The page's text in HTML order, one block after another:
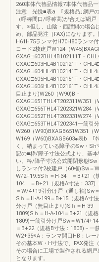
260本体代替品情報7本体代替
注意 光悦■表a ｢規格品｣網戸の
（呼称間口/呼称高)が合えば網
す。※但し、山陰・西讃間の場合
め、部品発注（FAX)になります
H61H75ランマ付H70H80ランマ
コード2枚建戸W124（
GXAG□602BHL4B102111T・
GXAG□603HL4B102121T・
GXAG□604HL4B102141T・
GXAG□605HL4B102151T・
GXAG□606HL4B102161T・
目止まり)W260（W90)B・
GXAG□651THL4T202311W351（
GXAG□656THL4T202321W284（
GXAG□652THL4T202331W274（
GXAG□653THL4T202341一筋引
W260（W90)BXAGB651W351（
W169（W60)BXAGB603●表b ｢
く、納まっている障子のSw・
記の■枠/障子寸法公式より、基
い。枠/障子寸法公式開閉形態
しランマ付2枚建戸（60框)Sw＝
W/2+19.5Sｈ＝H-34 ＝B+21（
104 ＝B+21（規格A寸法：337)
＝W/4+19引分け戸（通し袖)Sw
Sｈ＝H-A-199＝B+15（規格A寸
分け戸（無目止まり)Sｈ＝H-
1809)Sｈ＝H-A-104＝B+21（規
1809)一筋引分け戸Sw＝W1/
＝B+22（規格B寸法：1808)－一
W2+35※A：ランマ開口HB：レ
その基本W・H寸法で、FAX発注
その場合に工場で製作される網
となります。